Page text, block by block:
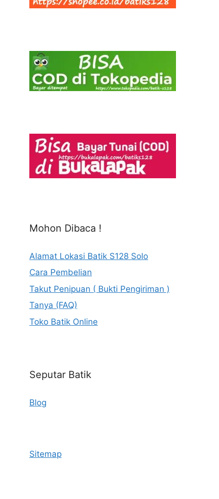
Mohon Dibaca !
Alamat Lokasi Batik S128 Solo
Cara Pembelian
Takut Penipuan ( Bukti Pengiriman )
Tanya (FAQ)
Toko Batik Online
Seputar Batik
Blog
Sitemap